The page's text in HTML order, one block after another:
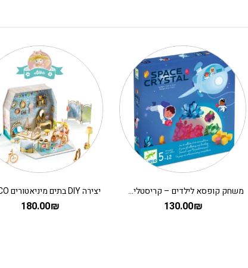
משחק קופסא לילדים – קריסטלים בחלל
130.00₪
180.00₪